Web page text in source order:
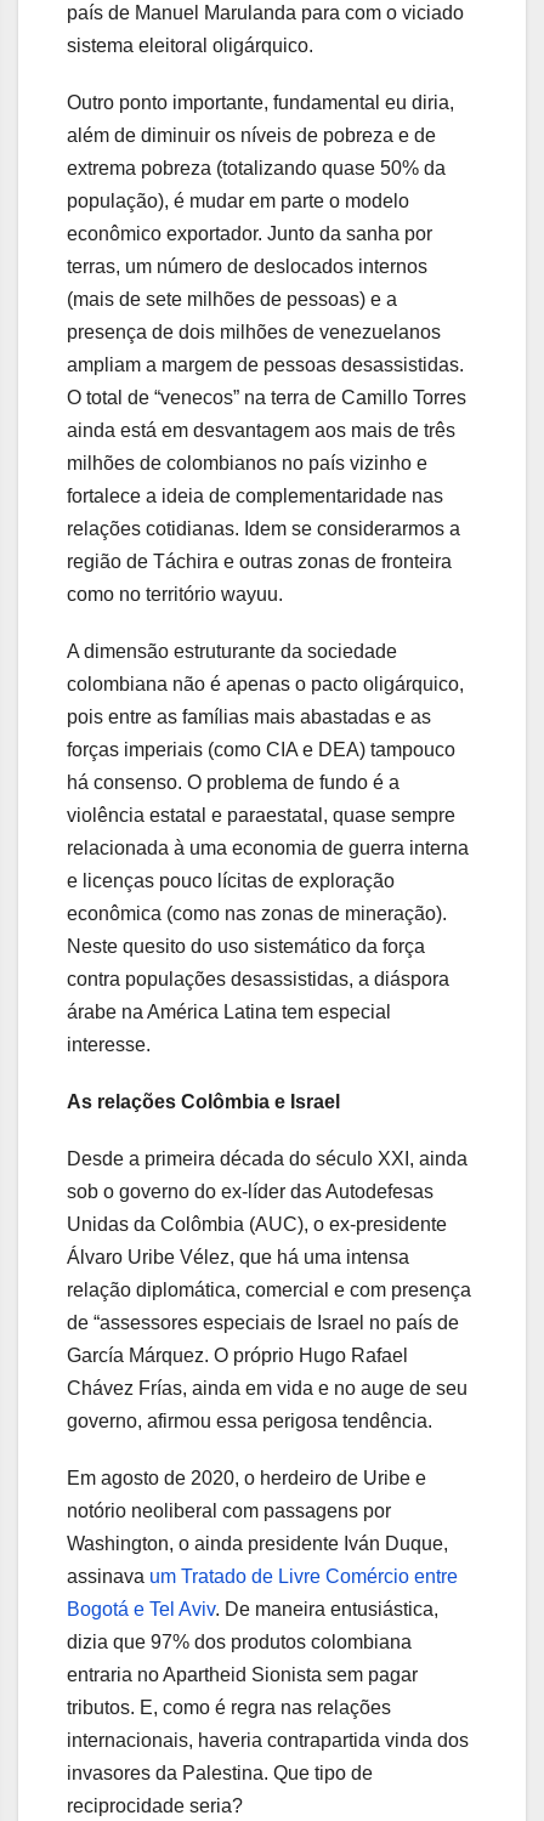
país de Manuel Marulanda para com o viciado
sistema eleitoral oligárquico.
Outro ponto importante, fundamental eu diria,
além de diminuir os níveis de pobreza e de
extrema pobreza (totalizando quase 50% da
população), é mudar em parte o modelo
econômico exportador. Junto da sanha por
terras, um número de deslocados internos
(mais de sete milhões de pessoas) e a
presença de dois milhões de venezuelanos
ampliam a margem de pessoas desassistidas.
O total de “venecos” na terra de Camillo Torres
ainda está em desvantagem aos mais de três
milhões de colombianos no país vizinho e
fortalece a ideia de complementaridade nas
relações cotidianas. Idem se considerarmos a
região de Táchira e outras zonas de fronteira
como no território wayuu.
A dimensão estruturante da sociedade
colombiana não é apenas o pacto oligárquico,
pois entre as famílias mais abastadas e as
forças imperiais (como CIA e DEA) tampouco
há consenso. O problema de fundo é a
violência estatal e paraestatal, quase sempre
relacionada à uma economia de guerra interna
e licenças pouco lícitas de exploração
econômica (como nas zonas de mineração).
Neste quesito do uso sistemático da força
contra populações desassistidas, a diáspora
árabe na América Latina tem especial
interesse.
As relações Colômbia e Israel
Desde a primeira década do século XXI, ainda
sob o governo do ex-líder das Autodefesas
Unidas da Colômbia (AUC), o ex-presidente
Álvaro Uribe Vélez, que há uma intensa
relação diplomática, comercial e com presença
de “assessores especiais de Israel no país de
García Márquez. O próprio Hugo Rafael
Chávez Frías, ainda em vida e no auge de seu
governo, afirmou essa perigosa tendência.
Em agosto de 2020, o herdeiro de Uribe e
notório neoliberal com passagens por
Washington, o ainda presidente Iván Duque,
assinava um Tratado de Livre Comércio entre
Bogotá e Tel Aviv. De maneira entusiástica,
dizia que 97% dos produtos colombiana
entraria no Apartheid Sionista sem pagar
tributos. E, como é regra nas relações
internacionais, haveria contrapartida vinda dos
invasores da Palestina. Que tipo de
reciprocidade seria?